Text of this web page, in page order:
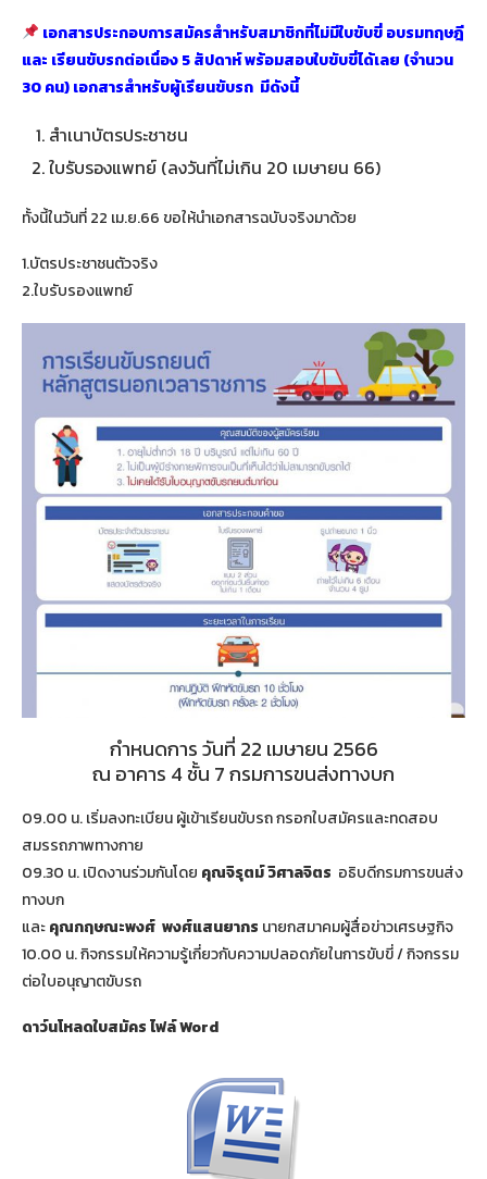
เอกสารประกอบการสมัครสำหรับสมาชิกที่ไม่มีใบขับขี่ อบรมทฤษฎี
และ เรียนขับรถต่อเนื่อง 5 สัปดาห์ พร้อมสอบใบขับขี่ได้เลย (จำนวน
30 คน) เอกสารสำหรับผู้เรียนขับรถ มีดังนี้
สำเนาบัตรประชาชน
ใบรับรองแพทย์ (ลงวันที่ไม่เกิน 20 เมษายน 66)
ทั้งนี้ในวันที่ 22 เม.ย.66 ขอให้นำเอกสารฉบับจริงมาด้วย
1.บัตรประชาชนตัวจริง
2.ใบรับรองแพทย์
กำหนดการ วันที่ 22 เมษายน 2566
ณ อาคาร 4 ชั้น 7 กรมการขนส่งทางบก
09.00 น. เริ่มลงทะเบียน ผู้เข้าเรียนขับรถ กรอกใบสมัครและทดสอบ
สมรรถภาพทางกาย
09.30 น. เปิดงานร่วมกันโดย คุณจิรุตม์ วิศาลจิตร อธิบดีกรมการขนส่ง
ทางบก
และคุณกฤษณะพงศ์ พงศ์แสนยากร นายกสมาคมผู้สื่อข่าวเศรษฐกิจ
10.00 น. กิจกรรมให้ความรู้เกี่ยวกับความปลอดภัยในการขับขี่ / กิจกรรม
ต่อใบอนุญาตขับรถ
ดาว์นโหลดใบสมัคร ไฟล์ Word